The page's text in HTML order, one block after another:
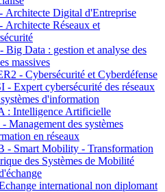
Architecte Digital d'Entreprise
Architecte Réseaux et
Big Data : gestion et analyse des
massives
- Cybersécurité et Cyberdéfense
- Expert cybersécurité des réseaux
d'information
: Intelligence Artificielle
Management des systèmes
en réseaux
- Smart Mobility - Transformation
des Systèmes de Mobilité
international non diplomant